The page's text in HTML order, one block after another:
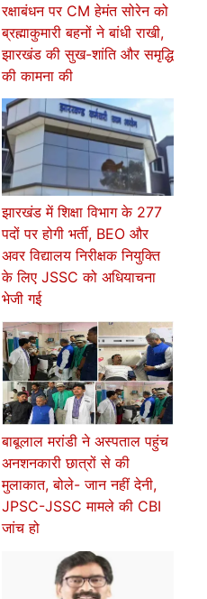
रक्षाबंधन पर CM हेमंत सोरेन को
ब्रह्माकुमारी बहनों ने बांधी राखी,
झारखंड की सुख-शांति और समृद्धि
की कामना की
झारखंड में शिक्षा विभाग के 277
पदों पर होगी भर्ती, BEO और
अवर विद्यालय निरीक्षक नियुक्ति
के लिए JSSC को अधियाचना
भेजी गई
बाबूलाल मरांडी ने अस्पताल पहुंच
अनशनकारी छात्रों से की
मुलाकात, बोले- जान नहीं देनी,
JPSC-JSSC मामले की CBI
जांच हो